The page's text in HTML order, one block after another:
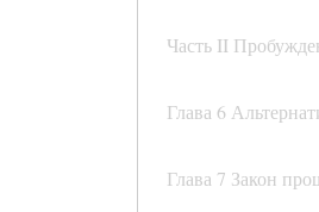
Часть II
Глава 6
Глава 7 Закон